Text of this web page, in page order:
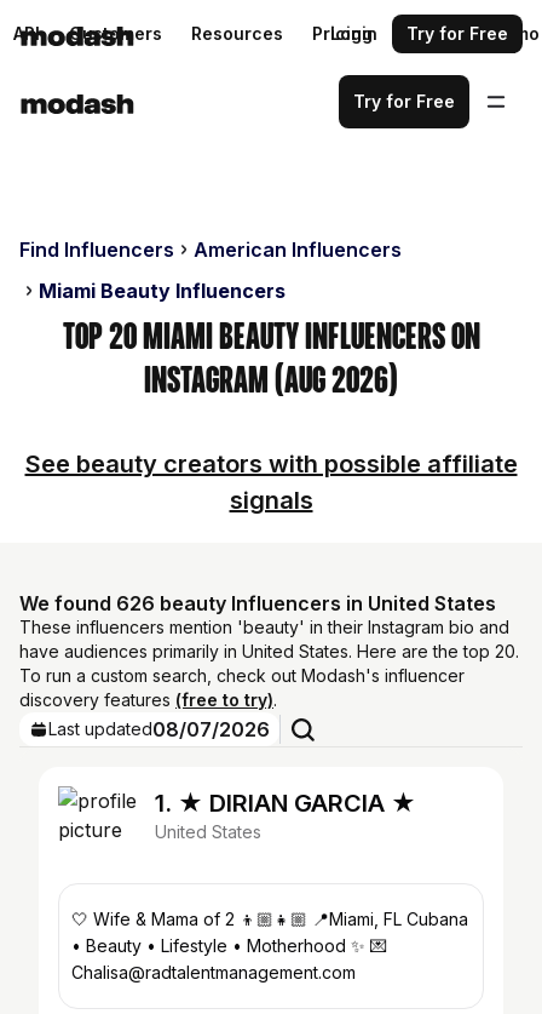
API Customers Resources Pricing Request a demo
Login Try for Free
Try for Free
Find Influencers
American Influencers
Miami Beauty Influencers
Top 20 Miami Beauty Influencers on
Instagram (Aug 2026)
See beauty creators with possible affiliate
signals
We found 626 beauty Influencers in United States
These influencers mention 'beauty' in their Instagram bio and
have audiences primarily in United States. Here are the top 20.
To run a custom search, check out Modash's influencer
discovery features (free to try).
Last updated08/07/2026
1. ★ DIRIAN GARCIA ★
United States
🤍 Wife & Mama of 2 👦🏼👧🏼 📍Miami, FL Cubana
• Beauty • Lifestyle • Motherhood ✨ 💌
Chalisa@radtalentmanagement.com